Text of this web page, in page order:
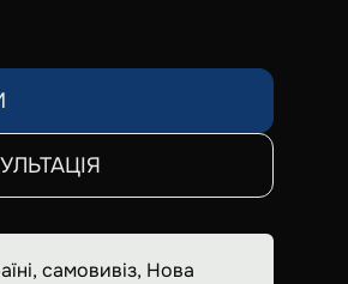
самовивіз, Нова